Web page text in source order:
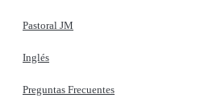
Pastoral JM
Inglés
Preguntas Frecuentes